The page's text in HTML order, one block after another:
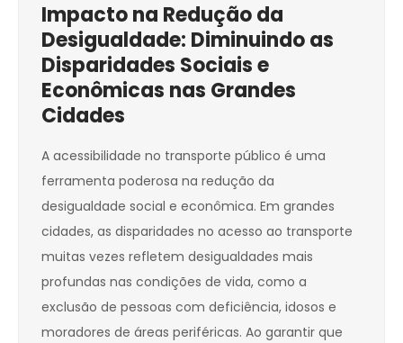
Impacto na Redução da
Desigualdade: Diminuindo as
Disparidades Sociais e
Econômicas nas Grandes
Cidades
A acessibilidade no transporte público é uma
ferramenta poderosa na redução da
desigualdade social e econômica. Em grandes
cidades, as disparidades no acesso ao transporte
muitas vezes refletem desigualdades mais
profundas nas condições de vida, como a
exclusão de pessoas com deficiência, idosos e
moradores de áreas periféricas. Ao garantir que